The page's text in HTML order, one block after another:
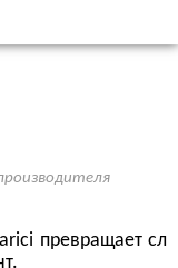
превращает сл